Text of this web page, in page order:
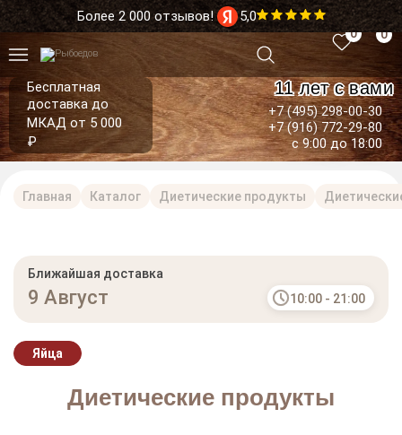
Более 2 000 отзывов! 5,0
Бесплатная
доставка до
МКАД от 5 000
₽
11 лет с вами
+7 (495) 298-00-30
+7 (916) 772-29-80
с 9:00 до 18:00
0 0
Главная Каталог Диетические продукты
Диетические продукты
Яйца
Ближайшая доставка
9 Август 10:00 - 21:00